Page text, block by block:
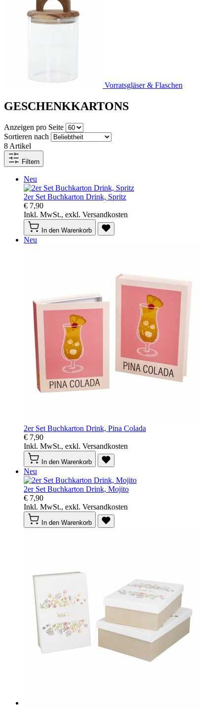
Vorratsgläser & Flaschen
GESCHENKKARTONS
Anzeigen pro Seite
Sortieren nach
8 Artikel
Filtern
Neu
2er Set Buchkarton Drink, Spritz
€ 7,90
Inkl. MwSt., exkl. Versandkosten
In den Warenkorb
Neu
2er Set Buchkarton Drink, Pina Colada
€ 7,90
Inkl. MwSt., exkl. Versandkosten
In den Warenkorb
Neu
2er Set Buchkarton Drink, Mojito
€ 7,90
Inkl. MwSt., exkl. Versandkosten
In den Warenkorb